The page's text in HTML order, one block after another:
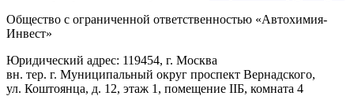
Общество с ограниченной ответственностью «Автохимия-
Инвест»
Юридический адрес: 119454, г. Москва
вн. тер. г. Муниципальный округ проспект Вернадского,
ул. Коштоянца, д. 12, этаж 1, помещение IIБ, комната 4